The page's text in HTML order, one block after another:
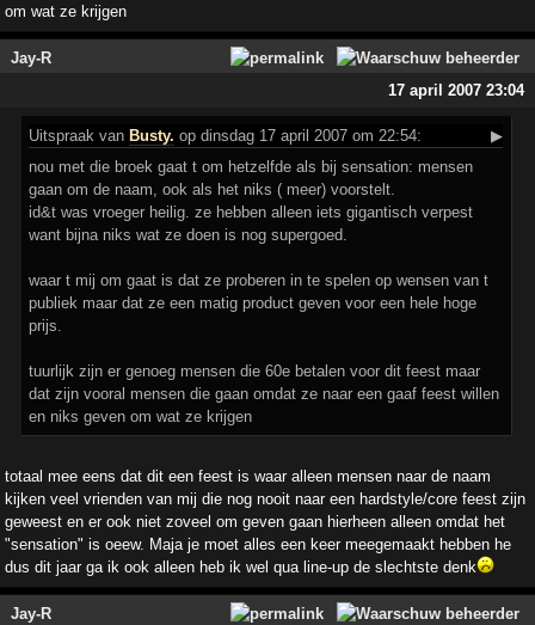
om wat ze krijgen
Jay-R
17 april 2007 23:04
Uitspraak vanBusty. op dinsdag 17 april 2007 om 22:54:
▶
nou met die broek gaat t om hetzelfde als bij sensation: mensen
gaan om de naam, ook als het niks ( meer) voorstelt.
id&t was vroeger heilig. ze hebben alleen iets gigantisch verpest
want bijna niks wat ze doen is nog supergoed.
waar t mij om gaat is dat ze proberen in te spelen op wensen van t
publiek maar dat ze een matig product geven voor een hele hoge
prijs.
tuurlijk zijn er genoeg mensen die 60e betalen voor dit feest maar
dat zijn vooral mensen die gaan omdat ze naar een gaaf feest willen
en niks geven om wat ze krijgen
totaal mee eens dat dit een feest is waar alleen mensen naar de naam
kijken veel vrienden van mij die nog nooit naar een hardstyle/core feest zijn
geweest en er ook niet zoveel om geven gaan hierheen alleen omdat het
"sensation" is oeew. Maja je moet alles een keer meegemaakt hebben he
dus dit jaar ga ik ook alleen heb ik wel qua line-up de slechtste denk
Jay-R